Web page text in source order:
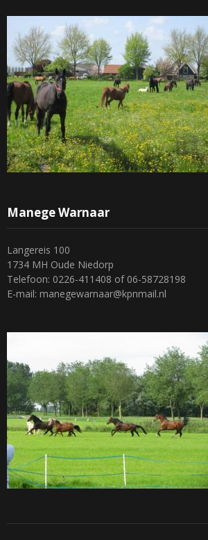
Manege Warnaar
Langereis 100
1734 MH Oude Niedorp
Telefoon: 0226-411408 of 06-58728198
E-mail: manegewarnaar@kpnmail.nl